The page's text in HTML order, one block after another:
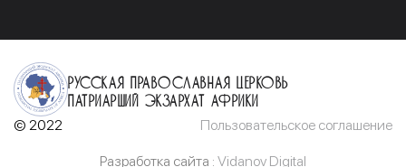
Русская Православная Церковь
Патриарший Экзархат Африки
© 2022 Пользовательское соглашение
Разработка сайта : Vidanov Digital